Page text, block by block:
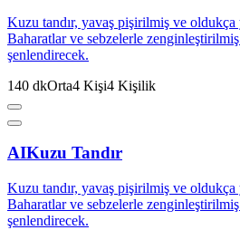
Kuzu tandır, yavaş pişirilmiş ve
Baharatlar ve sebzelerle zenginleştirilmiş
şenlendirecek.
140 dkOrta4 Kişi4 Kişilik
AIKuzu Tandır
Kuzu tandır, yavaş pişirilmiş ve
Baharatlar ve sebzelerle zenginleştirilmiş
şenlendirecek.